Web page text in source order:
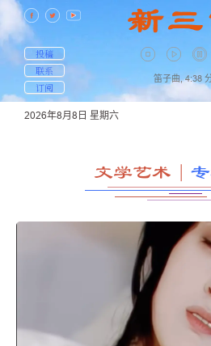
投稿
联系
订阅
笛子曲, 4:38
2026年8月8日 星期六
文学艺术 ｜